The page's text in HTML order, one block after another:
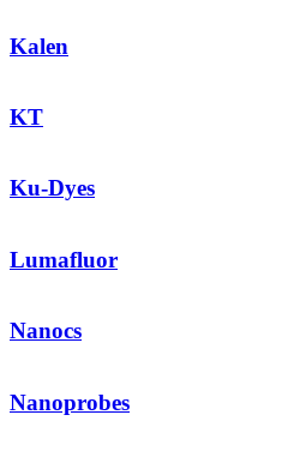
Kalen
KT
Ku-Dyes
Lumafluor
Nanocs
Nanoprobes